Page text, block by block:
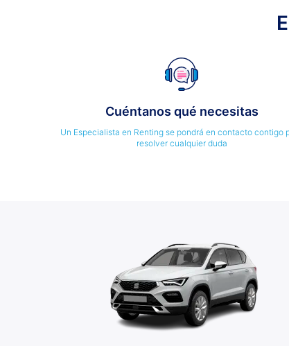
Cuéntanos qué necesitas
Un Especialista en Renting se pondrá en contacto contigo
resolver cualquier duda